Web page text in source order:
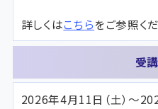
詳しくはこちらをご参照く
受
2026年4月11日（土）～